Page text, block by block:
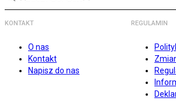
KONTAKT
O nas
Kontakt
Napisz do nas
REGULAMIN